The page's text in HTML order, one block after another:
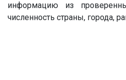
информацию из
численность страны, города,